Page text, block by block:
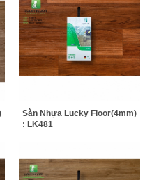
Sàn Nhựa Lucky Floor(4mm)
: LK481